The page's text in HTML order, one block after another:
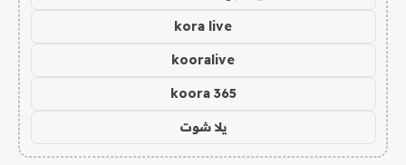
kora live
kooralive
koora 365
يلا شوت